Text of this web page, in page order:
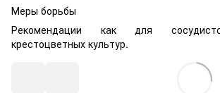
Меры борьбы
Рекомендации как для
крестоцветных культур.